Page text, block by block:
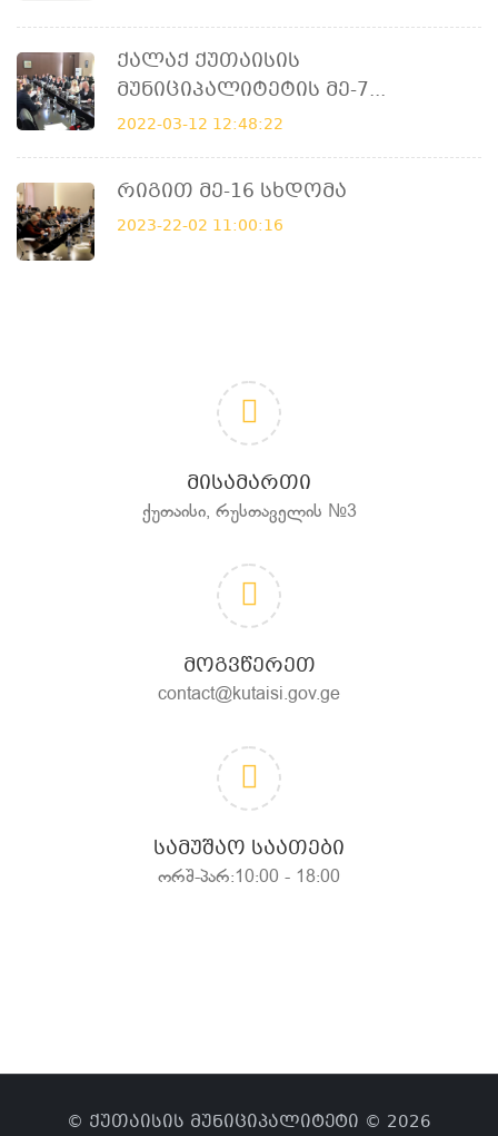
Ქალაქ Ქუთაისის
Მუნიციპალიტეტის Მე-7...
2022-03-12 12:48:22
Რიგით Მე-16 Სხდომა
2023-22-02 11:00:16
ᲛᲘᲡᲐᲛᲐᲠᲗᲘ
ქუთაისი, რუსთაველის №3
ᲛᲝᲒᲕᲬᲔᲠᲔᲗ
contact@kutaisi.gov.ge
ᲡᲐᲛᲣᲨᲐᲝ ᲡᲐᲐᲗᲔᲑᲘ
ორშ-პარ:10:00 - 18:00
© ქუთაისის მუნიციპალიტეტი © 2026